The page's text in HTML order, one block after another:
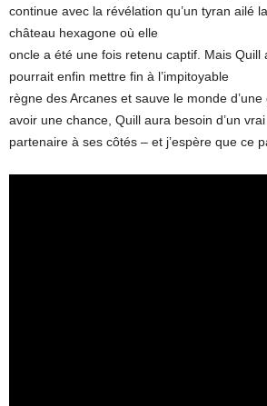
continue avec la révélation qu’un tyran ailé
château hexagone où elle
oncle a été une fois retenu captif. Mais Quill
pourrait enfin mettre fin à l’impitoyable
règne des Arcanes et sauve le monde
avoir une chance, Quill aura besoin d’un vrai
partenaire à ses côtés – et j’espère que ce